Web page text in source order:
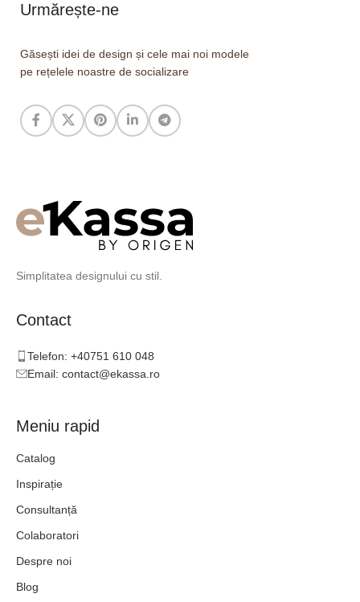
Urmărește-ne
Găsești idei de design și cele mai noi modele
pe rețelele noastre de socializare
Simplitatea designului cu stil.
Contact
Telefon: +40751 610 048
Email: contact@ekassa.ro
Meniu rapid
Catalog
Inspirație
Consultanță
Colaboratori
Despre noi
Blog